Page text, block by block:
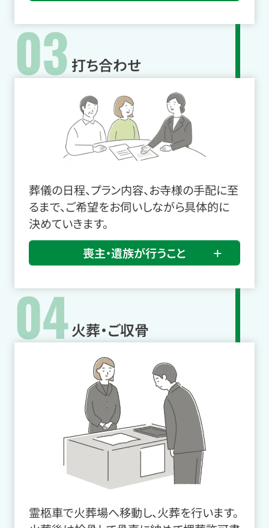
03 打ち合わせ
葬儀の日程、プラン内容、お寺様の手配に至
るまで、ご希望をお伺いしながら具体的に
決めていきます。
喪主・遺族が行うこと
04火葬・ご収骨
霊柩車で火葬場へ移動し、火葬を行います。